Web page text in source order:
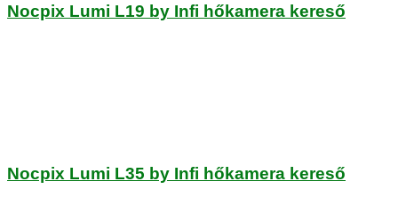
Nocpix Lumi L19 by Infi hőkamera kereső
Nocpix Lumi L35 by Infi hőkamera kereső